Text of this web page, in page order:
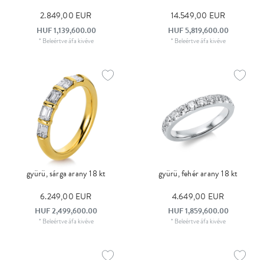
2.849,00 EUR
HUF 1,139,600.00
* Beleértve áfa kivéve
14.549,00 EUR
HUF 5,819,600.00
* Beleértve áfa kivéve
gyürü, sárga arany 18 kt
6.249,00 EUR
HUF 2,499,600.00
* Beleértve áfa kivéve
gyürü, fehér arany 18 kt
4.649,00 EUR
HUF 1,859,600.00
* Beleértve áfa kivéve